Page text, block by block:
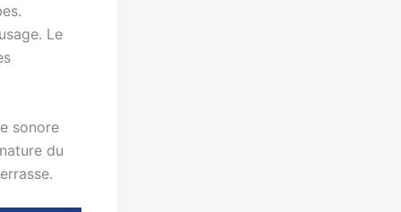
Le
sonore
du